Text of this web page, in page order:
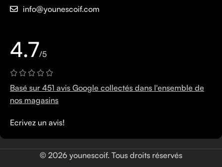
info@younescoif.com
4.7/5
Basé sur 451 avis Google collectés dans l'ensemble de
nos magasins
Ecrivez un avis!
© 2026 younescoif. Tous droits réservés